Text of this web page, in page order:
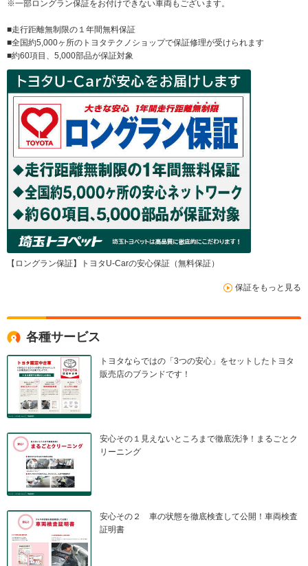
※一部ロングラン保証をお付けできない車両もございます。
■走行距離無制限の１年間無料保証
■全国約5,000ヶ所のトヨタテクノショップで保証修理が受けられます
■約60項目、5,000部品が保証対象
【ロングラン保証】トヨタU-Carの安心保証（無料保証）
保証をもっと見る
各種サービス
トヨタならではの「3つの安心」をセットしたトヨタ
販売店のブランドです！
安心その１見えないところまで徹底洗浄！まるごとク
リーニング
安心その２ 車の状態を徹底検査して公開！車両検査
証明書